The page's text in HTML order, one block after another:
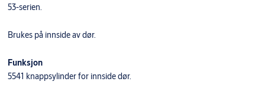
53-serien.
Brukes på innside av dør.
Funksjon
5541 knappsylinder for innside dør.